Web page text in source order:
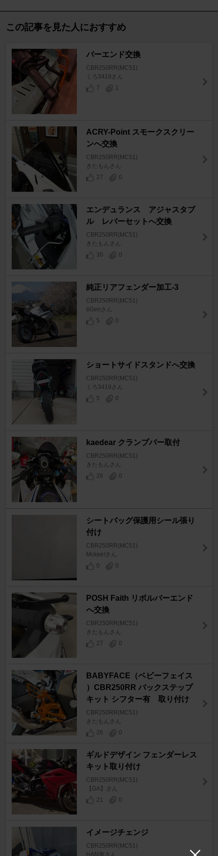
この記事を見た人におすすめ
バーエンド交換
CBR250RR(MC51)
くろ3419さん
7
1
ACRY-Point スモークスクリー
ンへ交換
CBR250RR(MC51)
きたもんさん
27
0
エンデュランス アジャスタブ
ル レバーセットへ交換
CBR250RR(MC51)
きたもんさん
30
0
純正リアフェンダー加工-3
CBR250RR(MC51)
6Genさん
5
0
ショートサイドスタンドへ交換
CBR250RR(MC51)
くろ3419さん
5
0
kaedear クランプバー取付
CBR250RR(MC51)
きたもんさん
26
0
シートバッグ保護用シール張り
付け
CBR250RR(MC51)
Mckee!さん
0
0
POSH Faith リボルバーエンド
へ交換
CBR250RR(MC51)
きたもんさん
27
0
BABYFACE（ベビーフェイス
）CBR250RR バックステップ
キット シフター有 取り付け
CBR250RR(MC51)
きたもんさん
26
0
ギルドデザイン フェンダーレス
キット取り付け
CBR250RR(MC51)
【GA】さん
21
0
イメージチェンジ
CBR250RR(MC51)
HAN寒さん